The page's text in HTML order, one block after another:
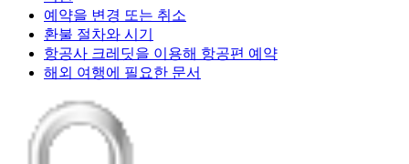
예약을 변경 또는 취소
환불 절차와 시기
항공사 크레딧을 이용해 항공편 예약
해외 여행에 필요한 문서